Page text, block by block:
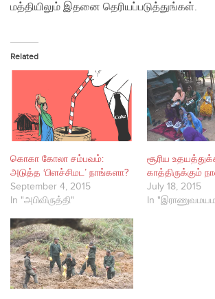
மத்தியிலும் இதனை தெரியப்படுத்துங்கள்.
Related
கொகா கோலா சம்பவம்:
அடுத்த ‘பிளச்சிமட’ நாங்களா?
September 4, 2015
In "அபிவிருத்தி"
சூரிய
காத்திருக்கும்
July 18, 2015
In